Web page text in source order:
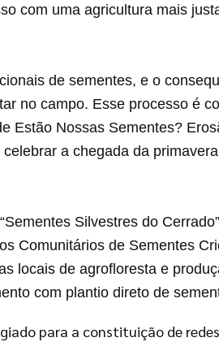
com uma agricultura mais
de sementes, e o
no campo. Esse processo é
Estão Nossas Sementes?
a chegada da
Silvestres do
Comunitários de Sementes
locais de agrofloresta e
com plantio direto de
para a constituição de